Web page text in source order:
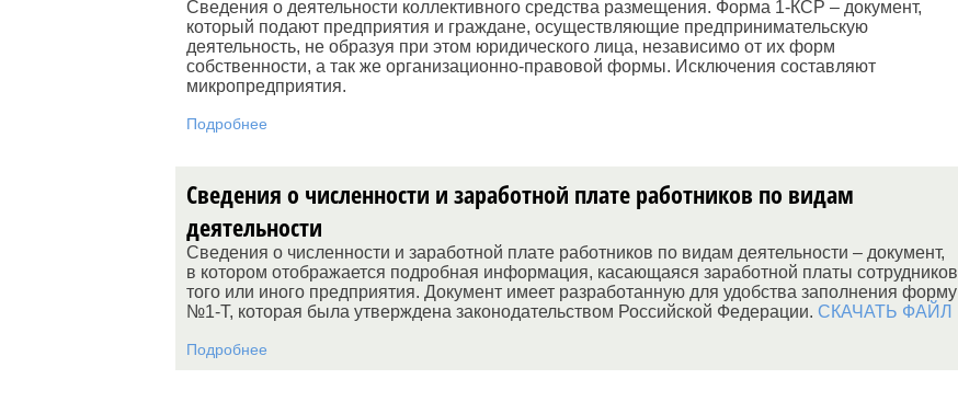
Сведения о деятельности коллективного средства размещения. Форма 1-КСР – документ,
который подают предприятия и граждане, осуществляющие предпринимательскую
деятельность, не образуя при этом юридического лица, независимо от их форм
собственности, а так же организационно-правовой формы. Исключения составляют
микропредприятия.
Подробнее
Сведения о численности и заработной плате работников по видам
деятельности
Сведения о численности и заработной плате работников по видам деятельности – документ,
в котором отображается подробная информация, касающаяся заработной платы сотрудников
того или иного предприятия. Документ имеет разработанную для удобства заполнения форму
№1-Т, которая была утверждена законодательством Российской Федерации. СКАЧАТЬ ФАЙЛ
Подробнее